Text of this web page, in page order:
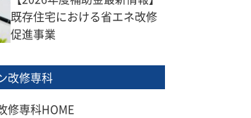
既存住宅における省エネ改修
促進事業
改修専科
修専科HOME